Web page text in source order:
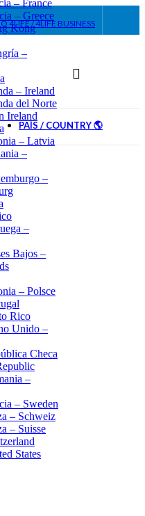
4LIFE / 4LIFE BUSINESS
– France
– Greece
Kong
–
– Ireland
del Norte
Ireland
– Latvia
–
–
–
Bajos –
– Polsce
Rico
Unido –
Checa
–
– Sweden
– Schweiz
– Suisse
States
PAÍS / COUNTRY 🌎